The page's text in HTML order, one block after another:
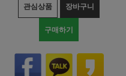
관심상품 장바구니
구매하기